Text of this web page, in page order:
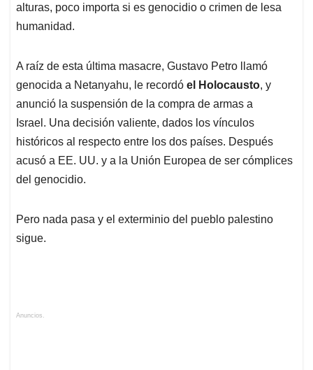
alturas, poco importa si es genocidio o crimen de lesa
humanidad.
A raíz de esta última masacre, Gustavo Petro llamó
genocida a Netanyahu, le recordó el Holocausto, y
anunció la suspensión de la compra de armas a
Israel. Una decisión valiente, dados los vínculos
históricos al respecto entre los dos países. Después
acusó a EE. UU. y a la Unión Europea de ser cómplices
del genocidio.
Pero nada pasa y el exterminio del pueblo palestino
sigue.
Anuncios.